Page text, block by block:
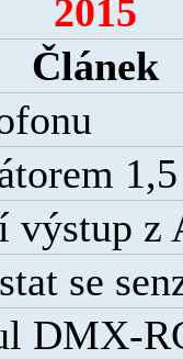
2015
Článek
z
se
DMX-